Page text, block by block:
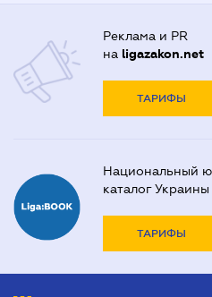
Реклама и PR
на ligazakon.net
ТАРИФЫ
Национальный
каталог Украины
ТАРИФЫ